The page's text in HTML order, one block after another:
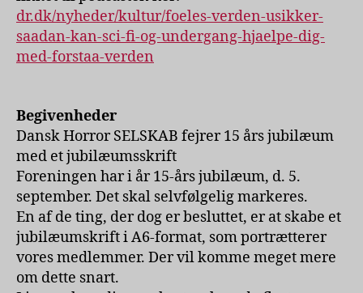
dr.dk/nyheder/kultur/foeles-verden-usikker-
saadan-kan-sci-fi-og-undergang-hjaelpe-dig-
med-forstaa-verden
Begivenheder
Dansk Horror SELSKAB fejrer 15 års jubilæum
med et jubilæumsskrift
Foreningen har i år 15-års jubilæum, d. 5.
september. Det skal selvfølgelig markeres.
En af de ting, der dog er besluttet, er at skabe et
jubilæumskrift i A6-format, som portrætterer
vores medlemmer. Der vil komme meget mere
om dette snart.